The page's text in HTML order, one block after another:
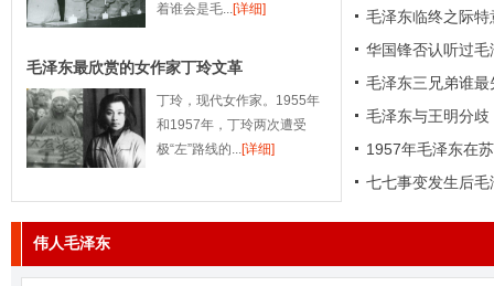
着谁会是毛...[详细]
毛泽东最欣赏的女作家丁玲文革
丁玲，现代女作家。1955年
和1957年，丁玲两次遭受
极“左”路线的...[详细]
毛泽东临终之际特
华国锋否认听过
毛泽东三兄弟谁
毛泽东与王明分
1957年毛泽东在
七七事变发生后
伟人毛泽东